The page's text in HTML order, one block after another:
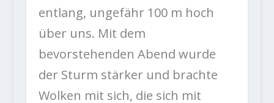
entlang, ungefähr 100 m hoch
über uns. Mit dem
bevorstehenden Abend wurde
der Sturm stärker und brachte
Wolken mit sich, die sich mit